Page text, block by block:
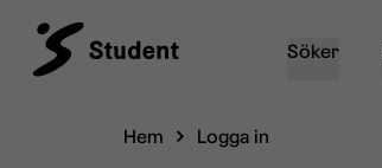
Söker
Hem Logga in